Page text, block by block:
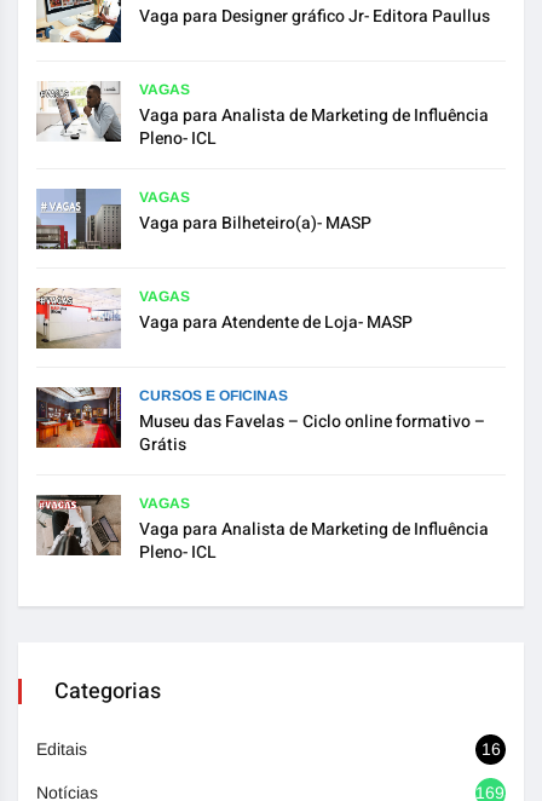
Vaga para Designer gráfico Jr- Editora Paullus
VAGAS
Vaga para Analista de Marketing de Influência
Pleno- ICL
VAGAS
Vaga para Bilheteiro(a)- MASP
VAGAS
Vaga para Atendente de Loja- MASP
CURSOS E OFICINAS
Museu das Favelas – Ciclo online formativo –
Grátis
VAGAS
Vaga para Analista de Marketing de Influência
Pleno- ICL
Categorias
Editais 16
Notícias 1693